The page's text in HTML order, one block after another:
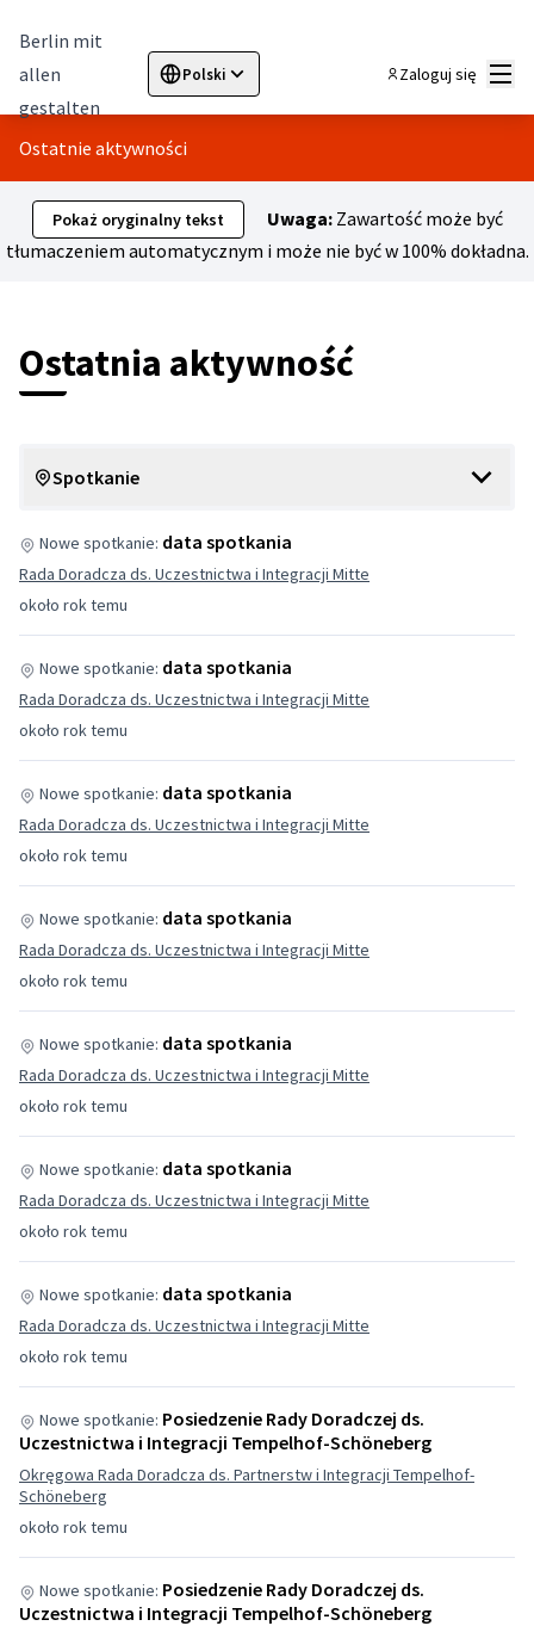
Berlin mit
allen
gestalten
Polski
Sprache wählen Choose languageElegir el idioma
Zaloguj się
Ostatnie aktywności
Pokaż oryginalny tekst Uwaga:Zawartość może być
tłumaczeniem automatycznym i może nie być w 100% dokładna.
Ostatnia aktywność
Spotkanie
około rok temu
Nowe spotkanie: data spotkania
Rada Doradcza ds. Uczestnictwa i Integracji Mitte
około rok temu
Nowe spotkanie: data spotkania
Rada Doradcza ds. Uczestnictwa i Integracji Mitte
około rok temu
Nowe spotkanie: data spotkania
Rada Doradcza ds. Uczestnictwa i Integracji Mitte
około rok temu
Nowe spotkanie: data spotkania
Rada Doradcza ds. Uczestnictwa i Integracji Mitte
około rok temu
Nowe spotkanie: data spotkania
Rada Doradcza ds. Uczestnictwa i Integracji Mitte
około rok temu
Nowe spotkanie: data spotkania
Rada Doradcza ds. Uczestnictwa i Integracji Mitte
około rok temu
Nowe spotkanie: data spotkania
Rada Doradcza ds. Uczestnictwa i Integracji Mitte
około rok temu
Nowe spotkanie: Posiedzenie Rady Doradczej ds.
Uczestnictwa i Integracji Tempelhof-Schöneberg
Okręgowa Rada Doradcza ds. Partnerstw i Integracji Tempelhof-
Schöneberg
Nowe spotkanie: Posiedzenie Rady Doradczej ds.
Uczestnictwa i Integracji Tempelhof-Schöneberg